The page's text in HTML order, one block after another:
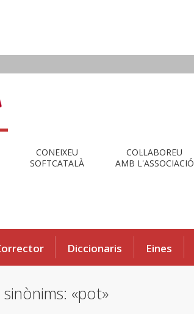
CONEIXEU
SOFTCATALÀ
COL·LABOREU
AMB L'ASSOCIACIÓ
Diccionaris Eines
«pot»